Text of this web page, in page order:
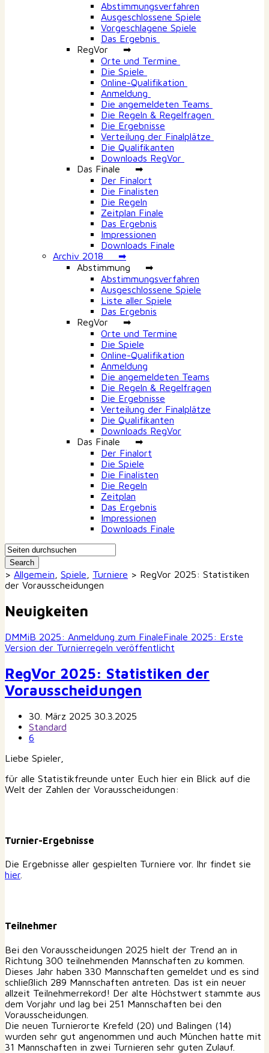
Abstimmungsverfahren
Ausgeschlossene Spiele
Vorgeschlagene Spiele
Das Ergebnis
RegVor ➡
Orte und Termine
Die Spiele
Online-Qualifikation
Anmeldung
Die angemeldeten Teams
Die Regeln & Regelfragen
Die Ergebnisse
Verteilung der Finalplätze
Die Qualifikanten
Downloads RegVor
Das Finale ➡
Der Finalort
Die Finalisten
Die Regeln
Zeitplan Finale
Das Ergebnis
Impressionen
Downloads Finale
Archiv 2018 ➡
Abstimmung ➡
Abstimmungsverfahren
Ausgeschlossene Spiele
Liste aller Spiele
Das Ergebnis
RegVor ➡
Orte und Termine
Die Spiele
Online-Qualifikation
Anmeldung
Die angemeldeten Teams
Die Regeln & Regelfragen
Die Ergebnisse
Verteilung der Finalplätze
Die Qualifikanten
Downloads RegVor
Das Finale ➡
Der Finalort
Die Spiele
Die Finalisten
Die Regeln
Zeitplan
Das Ergebnis
Impressionen
Downloads Finale
> Allgemein Spiele Turniere > RegVor 2025: Statistiken
der Vorausscheidungen
Neuigkeiten
DMMiB 2025: Anmeldung zum FinaleFinale 2025: Erste
Version der Turnierregeln veröffentlicht
RegVor 2025: Statistiken der
Vorausscheidungen
30. März 2025 30.3.2025
Standard
6
Liebe Spieler,
für alle Statistikfreunde unter Euch hier ein Blick auf die
Welt der Zahlen der Vorausscheidungen:
Turnier-Ergebnisse
Die Ergebnisse aller gespielten Turniere vor. Ihr findet sie
hier
Teilnehmer
Bei den Vorausscheidungen 2025 hielt der Trend an in
Richtung 300 teilnehmenden Mannschaften zu kommen.
Dieses Jahr haben 330 Mannschaften gemeldet und es sind
schließlich 289 Mannschaften antreten. Das ist ein neuer
allzeit Teilnehmerrekord! Der alte Höchstwert stammte aus
dem Vorjahr und lag bei 251 Mannschaften bei den
Vorausscheidungen.
Die neuen Turnierorte Krefeld (20) und Balingen (14)
wurden sehr gut angenommen und auch München hatte mit
31 Mannschaften in zwei Turnieren sehr guten Zulauf.